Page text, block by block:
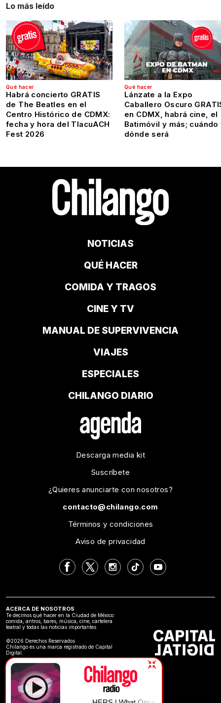
Lo más leído
Qué hacer
Habrá concierto GRATIS
de The Beatles en el
Centro Histórico de CDMX:
fecha y hora del TlacuACH
Fest 2026
Qué hacer
Lánzate a la Expo
Caballero Oscuro
en CDMX, habrá cine, el
Batimóvil y más; cuándo
dónde será
NOTICIAS
QUÉ HACER
COMIDA Y TRAGOS
CINE Y TV
MANUAL DE SUPERVIVENCIA
VIAJES
ESPECIALES
CHILANGO DIARIO
Descarga media kit
Suscríbete
¿Quieres anunciarte con nosotros?
contacto@chilango.com
Términos y condiciones
Aviso de privacidad
ACERCA DE NOSOTROS
Te decimos qué hacer en la Ciudad de México:
comida, antros, bares, música, cine, cartelera
teatral y todas las noticias importantes
©2026 Derechos Reservados
Chilango es una marca registrado de Capital
Digital.